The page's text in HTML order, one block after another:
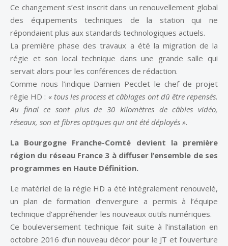
Ce changement s’est inscrit dans un renouvellement global
des équipements techniques de la station qui ne
répondaient plus aux standards technologiques actuels.
La première phase des travaux a été la migration de la
régie et son local technique dans une grande salle qui
servait alors pour les conférences de rédaction.
Comme nous l’indique Damien Pecclet le chef de projet
régie HD : « tous les process et câblages ont dû être repensés.
Au final ce sont plus de 30 kilomètres de câbles vidéo,
réseaux, son et fibres optiques qui ont été déployés ».
La Bourgogne Franche-Comté devient la première
région du réseau France 3 à diffuser l’ensemble de ses
programmes en Haute Définition.
Le matériel de la régie HD a été intégralement renouvelé,
un plan de formation d’envergure a permis à l’équipe
technique d’appréhender les nouveaux outils numériques.
Ce bouleversement technique fait suite à l’installation en
octobre 2016 d’un nouveau décor pour le JT et l’ouverture